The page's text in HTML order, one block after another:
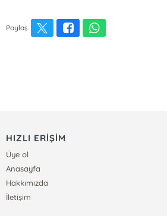
Paylaş
HIZLI ERİŞİM
Üye ol
Anasayfa
Hakkımızda
İletişim